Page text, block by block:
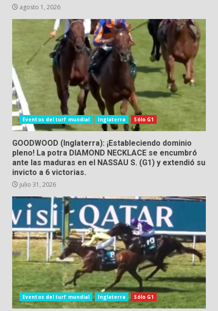
agosto 1, 2026
Eventos del turf mundial Inglaterra Sólo G1
GOODWOOD (Inglaterra): ¡Estableciendo dominio
pleno! La potra DIAMOND NECKLACE se encumbró
ante las maduras en el NASSAU S. (G1) y extendió su
invicto a 6 victorias.
julio 31, 2026
Eventos del turf mundial Inglaterra Sólo G1